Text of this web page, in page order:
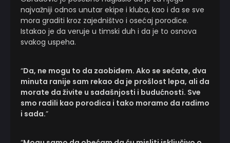
najvažniji odnos unutar ekipe i kluba, kao i da se sve
mora graditi kroz zajedništvo i osećaj porodice.
Istakao je da veruje u timski duh i da je to osnova
svakog uspeha.
“Da, ne mogu to da zaobiđem. Ako se sećate, dva
minuta ranije sam rekao da je prošlost lepa, ali da
morate da živite u sadašnjosti i budućnosti. Sve
smo radili kao porodica i tako moramo da radimo
i sada.”